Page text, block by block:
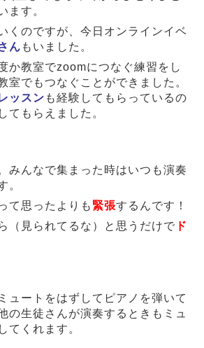
ます。
くのですが、今日オンラインイベ
ん もいました。
か教室でzoomにつなぐ練習をし
室でもつなぐことができました。
ッスン も経験してもらっているの
てもらえました。
みんなで集まった時はいつも演奏
。
て思ったよりも 緊張するんです！
（見られてるな）と思うだけで ド
ュートをはずしてピアノを弾いて
の生徒さんが演奏するときもミュ
てくれます。